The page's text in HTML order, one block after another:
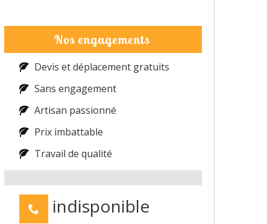
Nos engagements
Devis et déplacement gratuits
Sans engagement
Artisan passionné
Prix imbattable
Travail de qualité
indisponible